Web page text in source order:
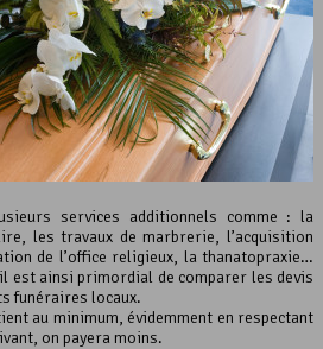
services additionnels comme : la
les travaux de marbrerie, l’acquisition
de l’office religieux, la thanatopraxie…
est ainsi primordial de comparer les devis
funéraires locaux.
au minimum, évidemment en respectant
on payera moins.